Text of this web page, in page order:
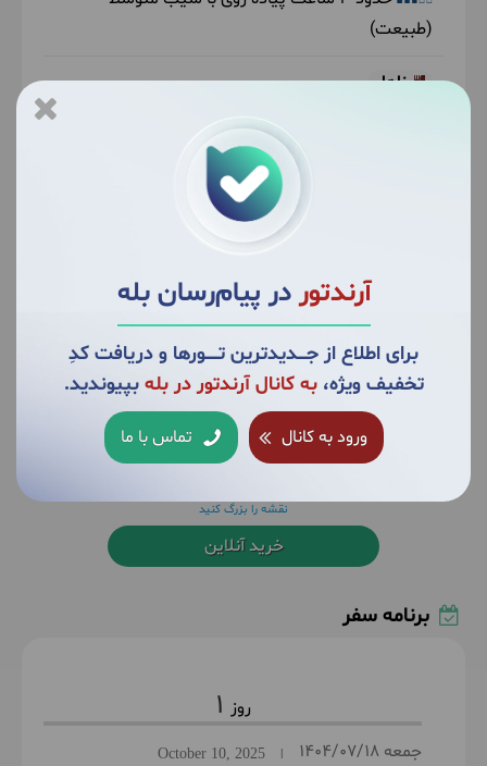
آرندتوردر پیام‌رسان بله
برای اطلاع از جــــدیدترین تــــــورها و دریافت کدِ
تخفیف ویژه،به کانال آرندتور در بله بپیوندید.
ورود به کانال تماس با ما
(طبیعت)
ناهار
نقشه را بزرگ کنید
خرید آنلاین
برنامه سفر
1
جمعه 1404/07/18
October 10, 2025